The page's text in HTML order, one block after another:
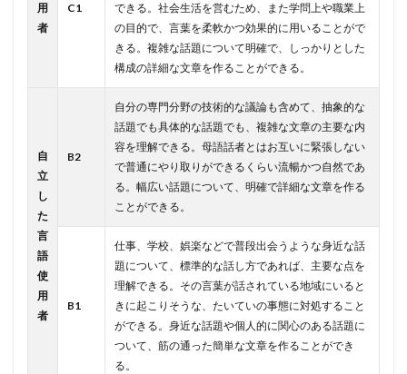
用
者
C1
できる。社会生活を営むため、また学問上や職業上
の目的で、言葉を柔軟かつ効果的に用いることがで
きる。複雑な話題について明確で、しっかりとした
構成の詳細な文章を作ることができる。
自
立
し
た
言
語
使
用
者
B2
自分の専門分野の技術的な議論も含めて、抽象的な
話題でも具体的な話題でも、複雑な文章の主要な内
容を理解できる。母語話者とはお互いに緊張しない
で普通にやり取りができるくらい流暢かつ自然であ
る。幅広い話題について、明確で詳細な文章を作る
ことができる。
B1
仕事、学校、娯楽などで普段出会うような身近な話
題について、標準的な話し方であれば、主要な点を
理解できる。その言葉が話されている地域にいると
きに起こりそうな、たいていの事態に対処すること
ができる。身近な話題や個人的に関心のある話題に
ついて、筋の通った簡単な文章を作ることができ
る。